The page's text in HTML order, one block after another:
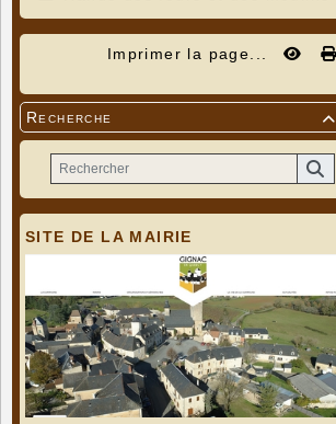
Imprimer la page...

Recherche
SITE DE LA MAIRIE